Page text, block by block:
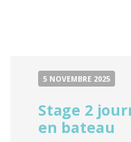
5 NOVEMBRE 2025
Stage 2
en bateau